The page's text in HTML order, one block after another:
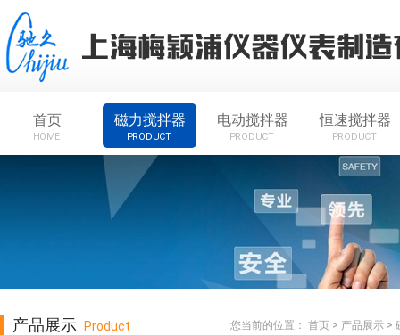
首页
HOME
磁力搅拌器
PRODUCT
电动搅拌器
PRODUCT
恒速搅拌器
PRODUCT
产品展示 Product 您当前的位置： 首页 > 产品展示 >